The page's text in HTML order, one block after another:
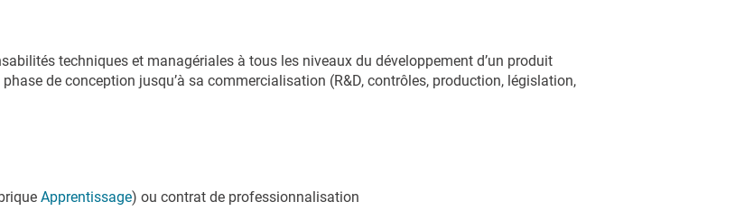
techniques et managériales à tous les niveaux du développement d’un produit
de conception jusqu’à sa commercialisation (R&D, contrôles, production, législation,
Apprentissage) ou contrat de professionnalisation